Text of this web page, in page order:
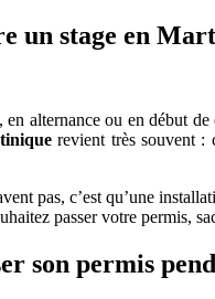
un stage en
en alternance ou en début
revient très souvent :
pas, c’est qu’une
passer votre permis,
son permis